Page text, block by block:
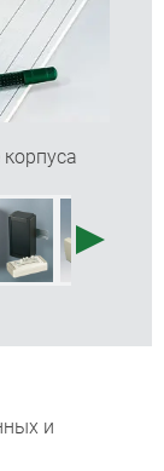
в
легко
держатель
для
и